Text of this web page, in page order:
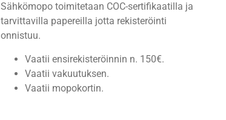
Sähkömopo toimitetaan COC-sertifikaatilla ja
tarvittavilla papereilla jotta rekisteröinti
onnistuu.
Vaatii ensirekisteröinnin n. 150€.
Vaatii vakuutuksen.
Vaatii mopokortin.